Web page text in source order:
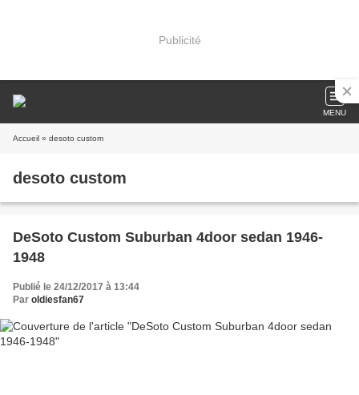
Publicité
MENU
Accueil » desoto custom
desoto custom
DeSoto Custom Suburban 4door sedan 1946-
1948
Publié le 24/12/2017 à 13:44
Par oldiesfan67